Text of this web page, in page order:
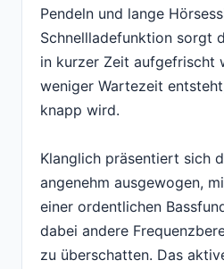
Pendeln und lange
Schnellladefunktion sorgt
in kurzer Zeit aufgefrischt
weniger Wartezeit
knapp wird.
Klanglich präsentiert sich
angenehm ausgewogen,
einer ordentlichen
dabei andere
zu überschatten. Das